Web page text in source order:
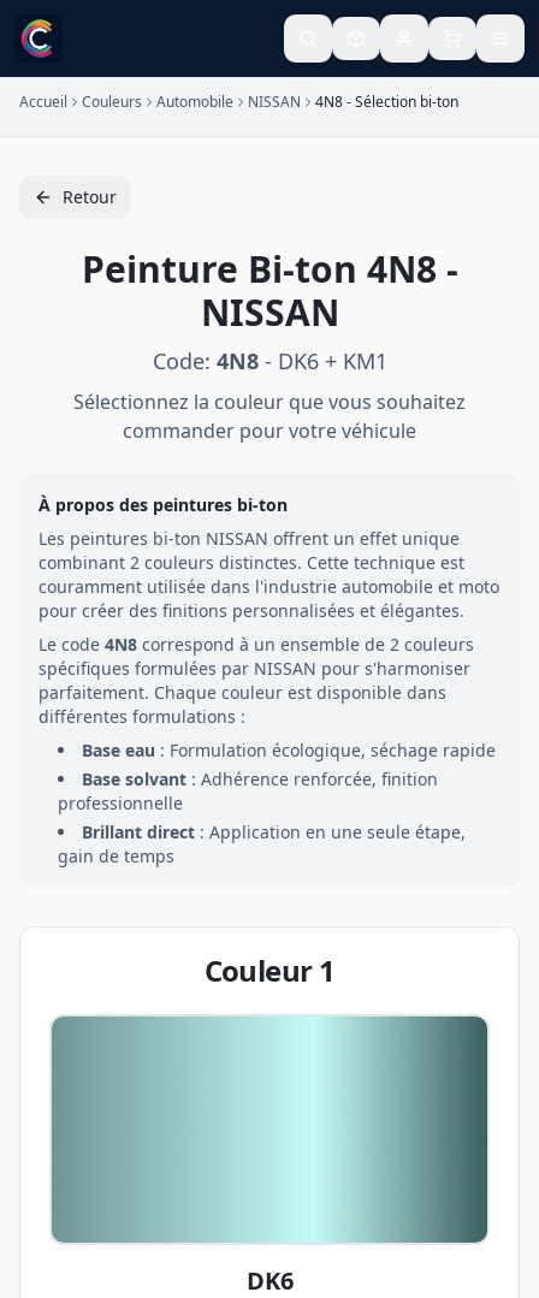
Accueil Couleurs Automobile NISSAN 4N8 - Sélection bi-ton
Retour
Peinture Bi-ton 4N8 -
NISSAN
Code: 4N8- DK6 + KM1
Sélectionnez la couleur que vous souhaitez
commander pour votre véhicule
À propos des peintures bi-ton
Les peintures bi-ton NISSAN offrent un effet unique
combinant 2 couleurs distinctes. Cette technique est
couramment utilisée dans l'industrie automobile et moto
pour créer des finitions personnalisées et élégantes.
Le code 4N8 correspond à un ensemble de 2 couleurs
spécifiques formulées par NISSAN pour s'harmoniser
parfaitement. Chaque couleur est disponible dans
différentes formulations :
Base eau : Formulation écologique, séchage rapide
Base solvant : Adhérence renforcée, finition
professionnelle
Brillant direct : Application en une seule étape,
gain de temps
Couleur1
DK6